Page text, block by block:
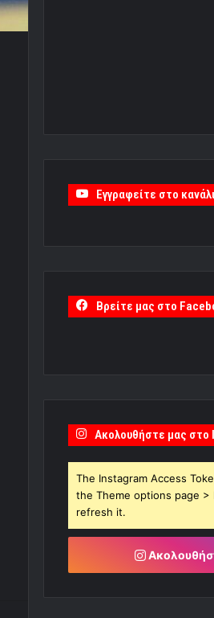
Εγγραφείτε στο
Βρείτε μας στο
Ακολουθήστε μας στο
The Instagram Access
the Theme options page
refresh it.